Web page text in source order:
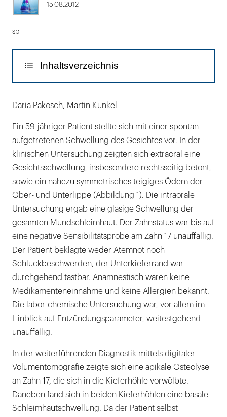
15.08.2012
sp
Inhaltsverzeichnis
Diskussion
Fazit für die Praxis
Daria Pakosch, Martin Kunkel
Ein 59-jähriger Patient stellte sich mit einer spontan
aufgetretenen Schwellung des Gesichtes vor. In der
klinischen Untersuchung zeigten sich extraoral eine
Gesichtsschwellung, insbesondere rechtsseitig betont,
sowie ein nahezu symmetrisches teigiges Ödem der
Ober- und Unterlippe (Abbildung 1). Die intraorale
Untersuchung ergab eine glasige Schwellung der
gesamten Mundschleimhaut. Der Zahnstatus war bis auf
eine negative Sensibilitätsprobe am Zahn 17 unauffällig.
Der Patient beklagte weder Atemnot noch
Schluckbeschwerden, der Unterkieferrand war
durchgehend tastbar. Anamnestisch waren keine
Medikamenteneinnahme und keine Allergien bekannt.
Die labor-chemische Untersuchung war, vor allem im
Hinblick auf Entzündungsparameter, weitestgehend
unauffällig.
In der weiterführenden Diagnostik mittels digitaler
Volumentomografie zeigte sich eine apikale Osteolyse
an Zahn 17, die sich in die Kieferhöhle vorwölbte.
Daneben fand sich in beiden Kieferhöhlen eine basale
Schleimhautschwellung. Da der Patient selbst